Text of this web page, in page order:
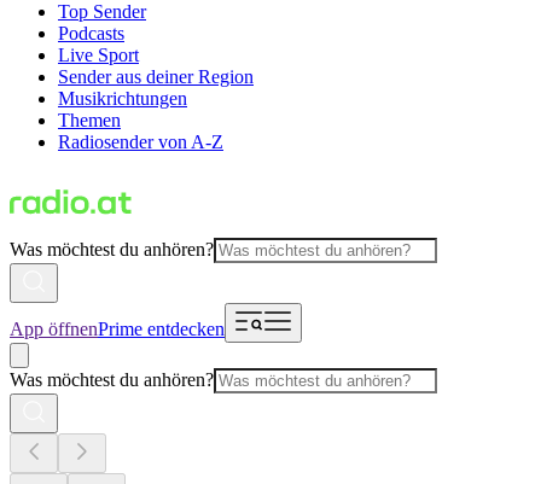
Top Sender
Podcasts
Live Sport
Sender aus deiner Region
Musikrichtungen
Themen
Radiosender von A-Z
Was möchtest du anhören?
App öffnenPrime entdecken
Was möchtest du anhören?